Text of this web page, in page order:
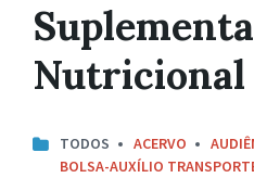
Nutricional
TODOS ACERVO
BOLSA-AUXÍLIO